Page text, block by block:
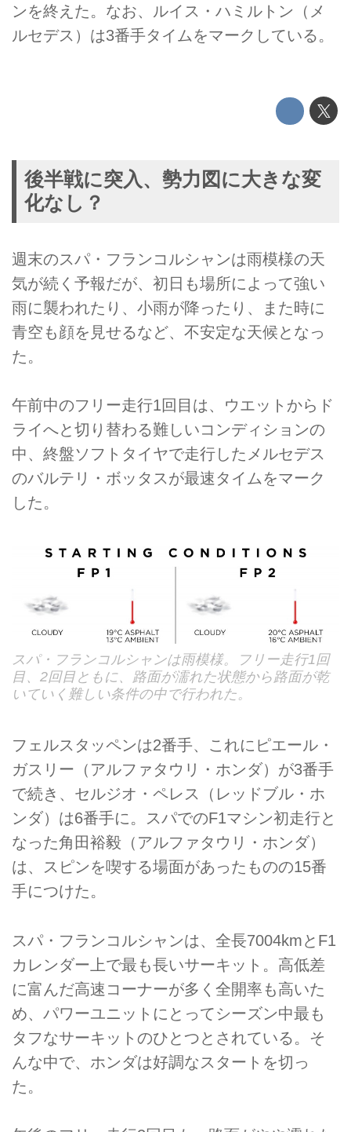
ンを終えた。なお、ルイス・ハミルトン（メ
ルセデス）は3番手タイムをマークしている。
後半戦に突入、勢力図に大きな変
化なし？
週末のスパ・フランコルシャンは雨模様の天
気が続く予報だが、初日も場所によって強い
雨に襲われたり、小雨が降ったり、また時に
青空も顔を見せるなど、不安定な天候となっ
た。
午前中のフリー走行1回目は、ウエットからド
ライへと切り替わる難しいコンディションの
中、終盤ソフトタイヤで走行したメルセデス
のバルテリ・ボッタスが最速タイムをマーク
した。
スパ・フランコルシャンは雨模様。フリー走行1回
目、2回目ともに、路面が濡れた状態から路面が乾
いていく難しい条件の中で行われた。
フェルスタッペンは2番手、これにピエール・
ガスリー（アルファタウリ・ホンダ）が3番手
で続き、セルジオ・ペレス（レッドブル・ホ
ンダ）は6番手に。スパでのF1マシン初走行と
なった角田裕毅（アルファタウリ・ホンダ）
は、スピンを喫する場面があったものの15番
手につけた。
スパ・フランコルシャンは、全長7004kmとF1
カレンダー上で最も長いサーキット。高低差
に富んだ高速コーナーが多く全開率も高いた
め、パワーユニットにとってシーズン中最も
タフなサーキットのひとつとされている。そ
んな中で、ホンダは好調なスタートを切っ
た。